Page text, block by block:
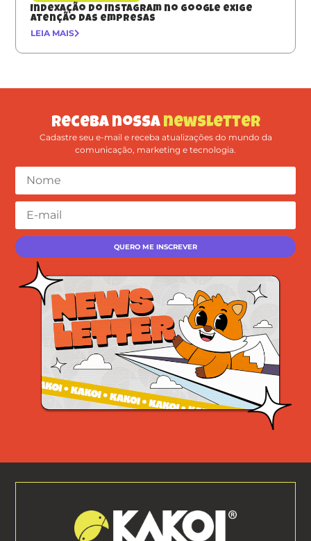
Indexação do Instagram no Google exige
atenção das empresas
LEIA MAIS
Receba nossa newsletter
Cadastre seu e-mail e receba atualizações do mundo da
comunicação, marketing e tecnologia.